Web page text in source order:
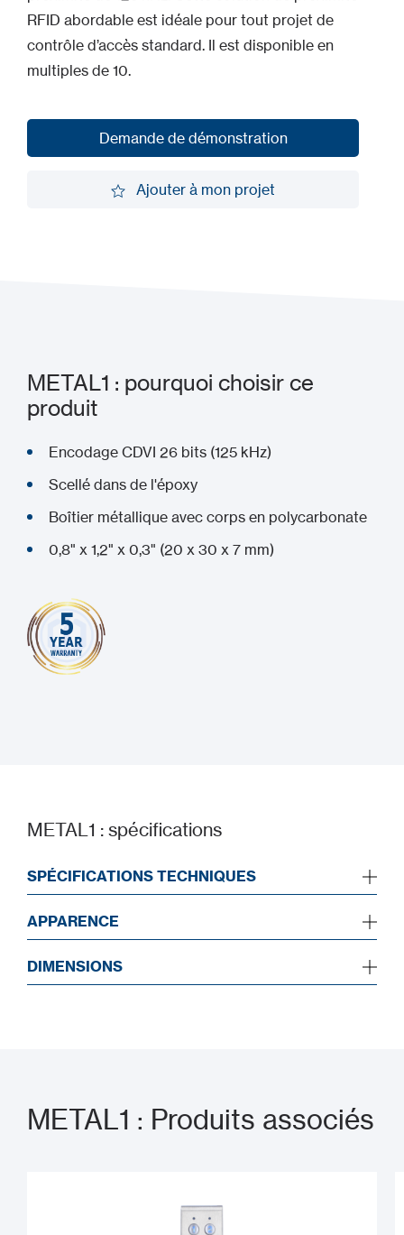
RFID abordable est idéale pour tout projet de
contrôle d’accès standard. Il est disponible en
multiples de 10.
Demande de démonstration
Ajouter à mon projet
METAL1 : pourquoi choisir ce
produit
Encodage CDVI 26 bits (125 kHz)
Scellé dans de l'époxy
Boîtier métallique avec corps en polycarbonate
0,8" x 1,2" x 0,3" (20 x 30 x 7 mm)
METAL1 : spécifications
SPÉCIFICATIONS TECHNIQUES
APPARENCE
DIMENSIONS
METAL1 : Produits associés